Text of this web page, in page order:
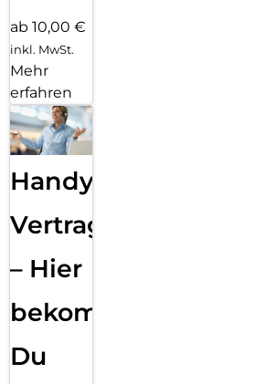
ab 10,00 €
inkl. MwSt.
Mehr
erfahren
Handy
Vertragsabwicklung
– Hier
bekommst
Du